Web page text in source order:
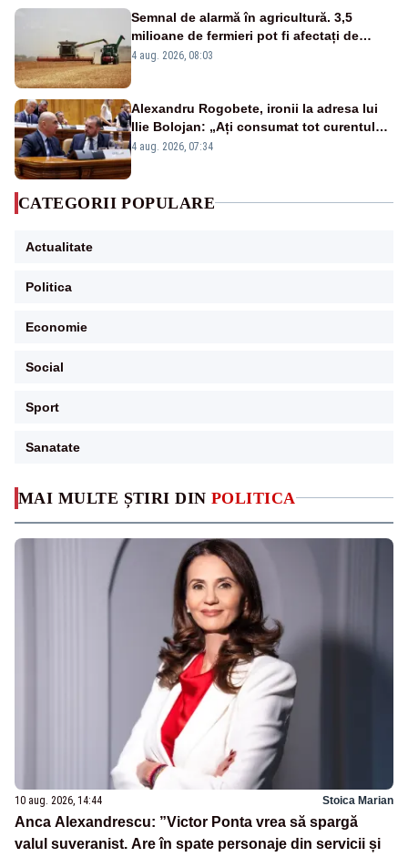
MAI MULTE ȘTIRI DIN POLITICA
10 aug. 2026, 14:44 Stoica Marian
Anca Alexandrescu: ”Victor Ponta vrea să spargă
valul suveranist. Are în spate personaje din servicii și
Semnal de alarmă în agricultură. 3,5
milioane de fermieri pot fi afectați de
strategia pentru conservarea
4 aug. 2026, 08:03
Alexandru Rogobete, ironii la adresa lui
Ilie Bolojan: „Ați consumat tot curentul
urmărind șobolani imaginari”
4 aug. 2026, 07:34
CATEGORII POPULARE
Actualitate
Politica
Economie
Social
Sport
Sanatate